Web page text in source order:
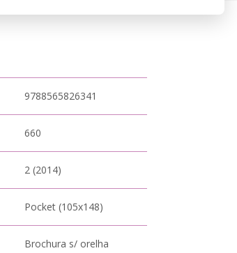
9788565826341
660
2 (2014)
Pocket (105x148)
Brochura s/ orelha